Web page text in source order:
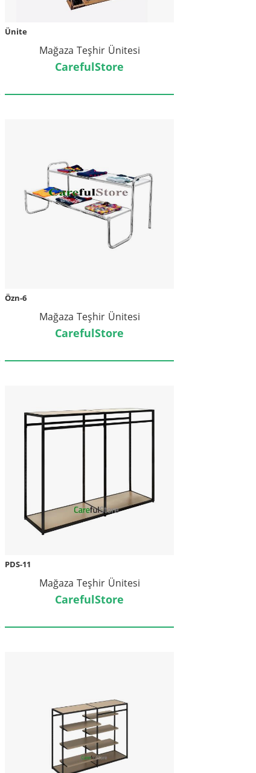
Ünite
Mağaza Teşhir Ünitesi
CarefulStore
Özn-6
Mağaza Teşhir Ünitesi
CarefulStore
PDS-11
Mağaza Teşhir Ünitesi
CarefulStore